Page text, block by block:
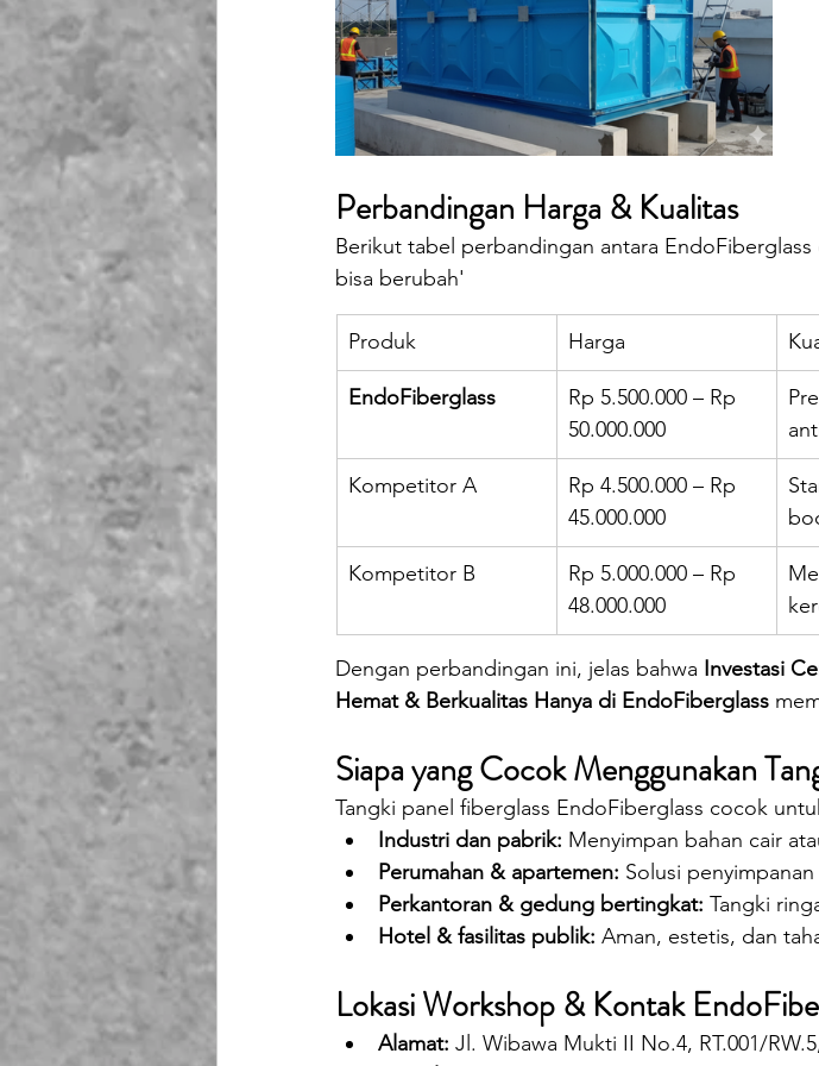
Perbandingan Harga & Kualitas
Berikut tabel perbandingan antara
bisa berubah'
Produk Harga
EndoFiberglass
Rp 5.500.000 – Rp
50.000.000
Kompetitor A
Rp 4.500.000 – Rp
45.000.000
Kompetitor B
Rp 5.000.000 – Rp
48.000.000
Dengan perbandingan ini, jelas bahwa Investasi
Hemat & Berkualitas Hanya di EndoFiberglass
Siapa yang Cocok Menggunakan
Tangki panel fiberglass EndoFiberglass cocok
Industri dan pabrik: Menyimpan bahan cair
Perumahan & apartemen: Solusi
Perkantoran & gedung bertingkat: Tangki
Hotel & fasilitas publik: Aman, estetis, dan
Lokasi Workshop & Kontak
Alamat: Jl. Wibawa Mukti II No.4, RT.001/